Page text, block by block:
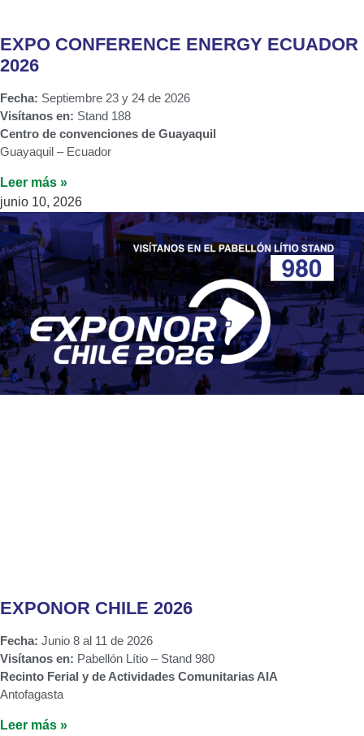
EXPO CONFERENCE ENERGY ECUADOR
2026
Fecha: Septiembre 23 y 24 de 2026
Visítanos en: Stand 188
Centro de convenciones de Guayaquil
Guayaquil – Ecuador
Leer más »
junio 10, 2026
EXPONOR CHILE 2026
Fecha: Junio 8 al 11 de 2026
Visítanos en: Pabellón Lítio – Stand 980
Recinto Ferial y de Actividades Comunitarias AIA
Antofagasta
Leer más »